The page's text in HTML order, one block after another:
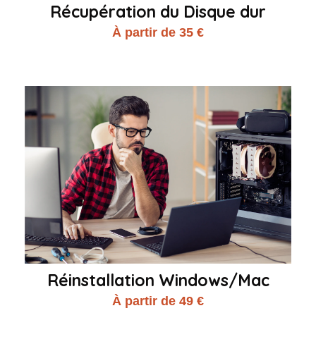
Récupération du Disque dur
À partir de 35 €
Réinstallation Windows/Mac
À partir de 49 €